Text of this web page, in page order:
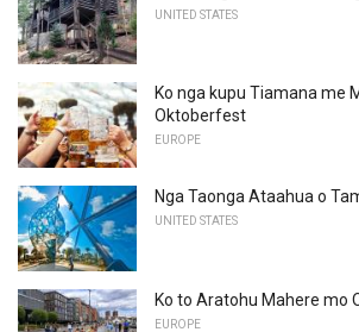
UNITED STATES
Ko nga kupu Tiamana me
Oktoberfest
EUROPE
Nga Taonga Ataahua o
UNITED STATES
Ko to Aratohu Mahere mo
EUROPE